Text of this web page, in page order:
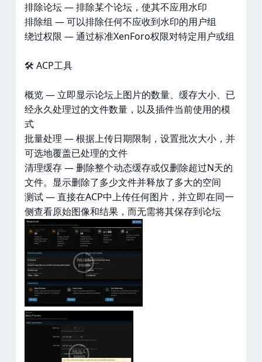
排除论坛 — 排除某个论坛，使其不应用水印
排除组 — 可以排除任何不应收到水印的用户组
绕过权限 — 通过标准XenForo权限对特定用户或组
🛠️ ACP工具
概览 — 立即显示论坛上图片的数量、缓存大小、已
经永久处理过的文件数量，以及插件当前使用的模
式
批量处理 — 根据上传日期限制，设置批次大小，并
可选地覆盖已处理的文件
清理缓存 — 删除整个动态缓存或仅删除超过N天的
文件。显示删除了多少文件并释放了多大的空间
测试 — 直接在ACP中上传任何图片，并立即在同一
侧查看原始图像和结果，而无需将其保存到论坛